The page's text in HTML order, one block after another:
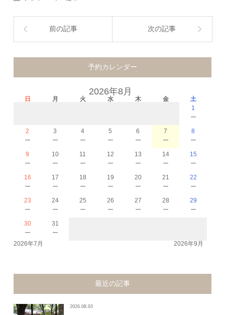
前の記事 次の記事
予約カレンダー
2026年8月
日 月 火 水 木 金
土
1
－
2
－
3
－
4
－
5
－
6
－
7
－
8
－
9
－
10
－
11
－
12
－
13
－
14
－
15
－
16
－
17
－
18
－
19
－
20
－
21
－
22
－
23
－
24
－
25
－
26
－
27
－
28
－
29
－
30
－
31
－
2026年7月 2026年9月
最近の記事
2026.08.03